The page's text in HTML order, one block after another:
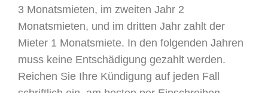
3 Monatsmieten, im zweiten Jahr 2
Monatsmieten, und im dritten Jahr zahlt der
Mieter 1 Monatsmiete. In den folgenden Jahren
muss keine Entschädigung gezahlt werden.
Reichen Sie Ihre Kündigung auf jeden Fall